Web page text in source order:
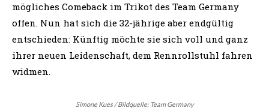
mögliches Comeback im Trikot des Team Germany
offen. Nun hat sich die 32-jährige aber endgültig
entschieden: Künftig möchte sie sich voll und ganz
ihrer neuen Leidenschaft, dem Rennrollstuhl fahren
widmen.
Simone Kues / Bildquelle: Team Germany